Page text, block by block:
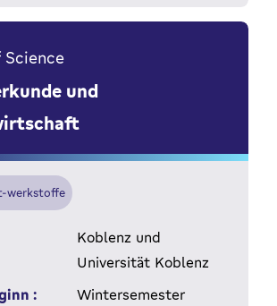
und
werkstoffe
Koblenz und
Universität Koblenz
:
Wintersemester